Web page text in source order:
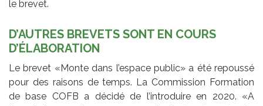
le brevet.
D’AUTRES BREVETS SONT EN COURS
D’ÉLABORATION
Le brevet «Monte dans l’espace public» a été repoussé
pour des raisons de temps. La Commission Formation
de base COFB a décidé de l’introduire en 2020. «A